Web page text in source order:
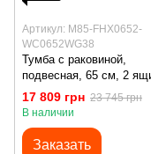
Артикул: M85-FHX0652-
WC0652WG38
Тумба с раковиной,
подвесная, 65 см, 2
AM.PM M85-FHX0652-
WC0652WG38 X-Joy
17 809 грн 23 745 грн
В наличии
Заказать